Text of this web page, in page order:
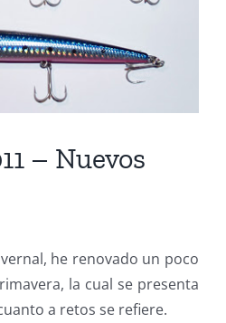
– Nuevos
he renovado un poco
la cual se presenta
a retos se refiere.